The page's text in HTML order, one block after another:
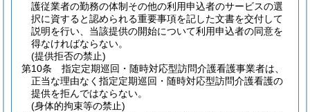
護従業者の勤務の体制その他の利用申込者のサービスの選
択に資すると認められる重要事項を記した文書を交付して
説明を行い、当該提供の開始について利用申込者の同意を
得なければならない。
(提供拒否の禁止)
第10条
指定定期巡回・随時対応型訪問介護看護事業者は、
正当な理由なく指定定期巡回・随時対応型訪問介護看護の
提供を拒んではならない。
(身体的拘束等の禁止)